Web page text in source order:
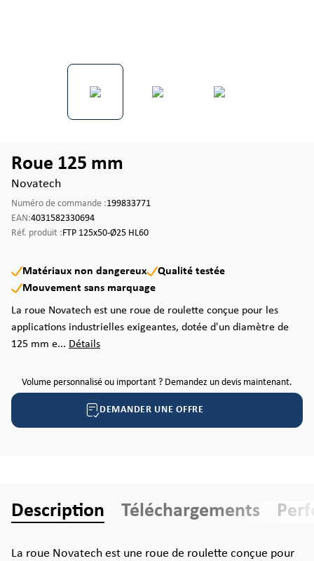
Roue 125 mm
Novatech
Numéro de commande :199833771
EAN:4031582330694
Réf. produit :FTP 125x50-Ø25 HL60
Matériaux non dangereux
Qualité testée
Mouvement sans marquage
La roue Novatech est une roue de roulette conçue pour les
applications industrielles exigeantes, dotée d'un diamètre de
125 mm e... Détails
Volume personnalisé ou important ? Demandez un devis maintenant.
DEMANDER UNE OFFRE
Description Téléchargements
La roue Novatech est une roue de roulette conçue pour